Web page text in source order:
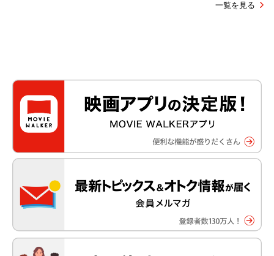
一覧を見る